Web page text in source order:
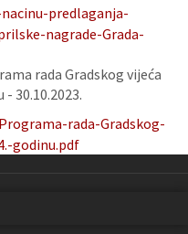
predlaganja-
nagrade-Grada-
rada Gradskog vijeća
- 30.10.2023.
rada-Gradskog-
godinu.pdf